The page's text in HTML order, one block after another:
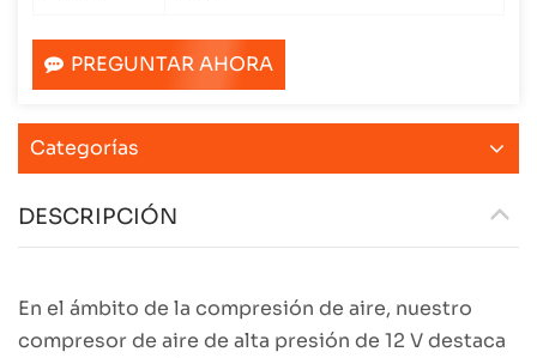
PREGUNTAR AHORA
Categorías
DESCRIPCIÓN
En el ámbito de la compresión de aire, nuestro
compresor de aire de alta presión de 12 V destaca